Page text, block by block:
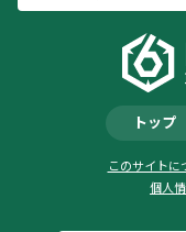
トップ
このサイトに
個人